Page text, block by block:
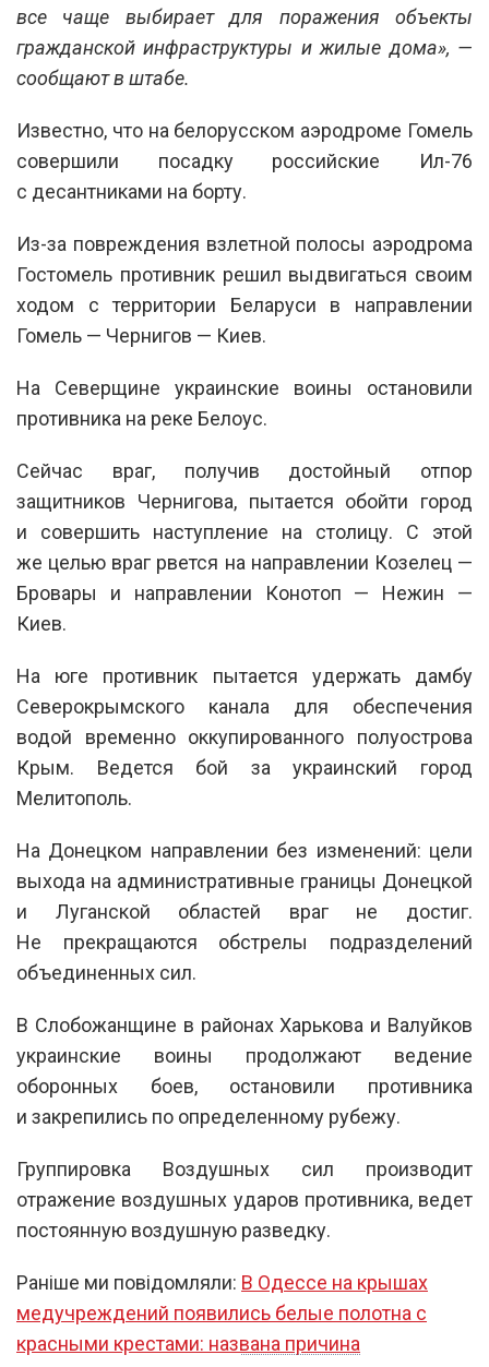
все чаще выбирает для поражения объекты
гражданской инфраструктуры и жилые дома», —
сообщают в штабе.
Известно, что на белорусском аэродроме Гомель
совершили посадку российские Ил-76
с десантниками на борту.
Из-за повреждения взлетной полосы аэродрома
Гостомель противник решил выдвигаться своим
ходом с территории Беларуси в направлении
Гомель — Чернигов — Киев.
На Северщине украинские воины остановили
противника на реке Белоус.
Сейчас враг, получив достойный отпор
защитников Чернигова, пытается обойти город
и совершить наступление на столицу. С этой
же целью враг рвется на направлении Козелец —
Бровары и направлении Конотоп — Нежин —
Киев.
На юге противник пытается удержать дамбу
Северокрымского канала для обеспечения
водой временно оккупированного полуострова
Крым. Ведется бой за украинский город
Мелитополь.
На Донецком направлении без изменений: цели
выхода на административные границы Донецкой
и Луганской областей враг не достиг.
Не прекращаются обстрелы подразделений
объединенных сил.
В Слобожанщине в районах Харькова и Валуйков
украинские воины продолжают ведение
оборонных боев, остановили противника
и закрепились по определенному рубежу.
Группировка Воздушных сил производит
отражение воздушных ударов противника, ведет
постоянную воздушную разведку.
Раніше ми повідомляли: В Одессе на крышах
медучреждений появились белые полотна с
красными крестами: названа причина